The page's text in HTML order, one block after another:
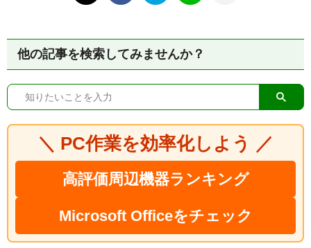
他の記事を検索してみませんか？
＼ PC作業を効率化しよう ／
高評価周辺機器ランキング
Microsoft Officeをチェック